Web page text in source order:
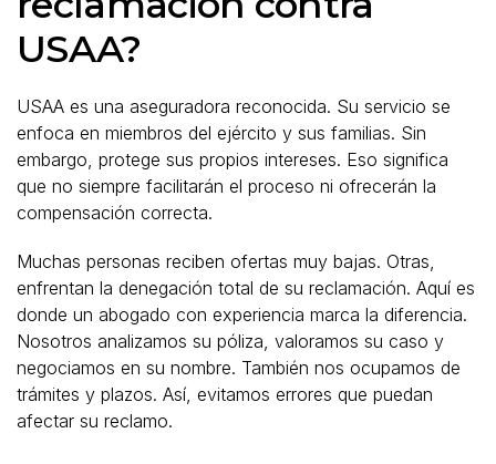
USAA?
USAA es una aseguradora reconocida. Su servicio se
enfoca en miembros del ejército y sus familias. Sin
embargo, protege sus propios intereses. Eso significa
que no siempre facilitarán el proceso ni ofrecerán la
compensación correcta.
Muchas personas reciben ofertas muy bajas. Otras,
enfrentan la denegación total de su reclamación. Aquí es
donde un abogado con experiencia marca la diferencia.
Nosotros analizamos su póliza, valoramos su caso y
negociamos en su nombre. También nos ocupamos de
trámites y plazos. Así, evitamos errores que puedan
afectar su reclamo.